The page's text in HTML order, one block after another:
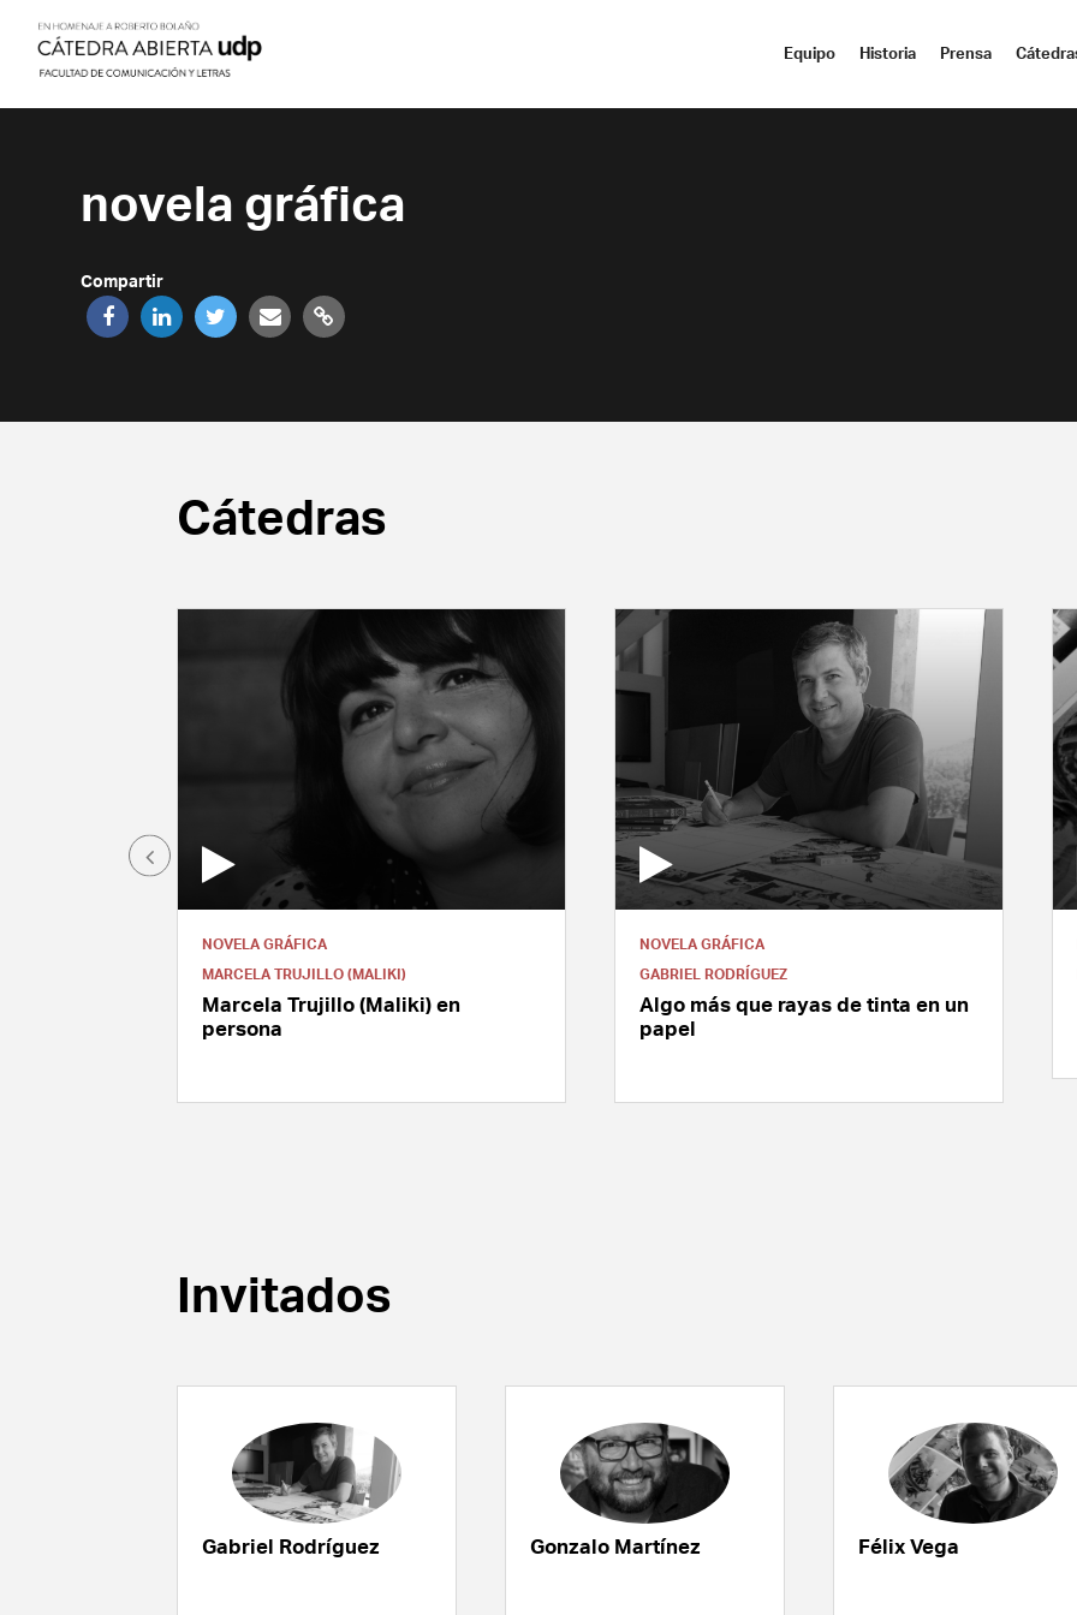
Equipo Historia Prensa
novela gráfica
Compartir
Cátedras
NOVELA GRÁFICA
MARCELA TRUJILLO (MALIKI)
Marcela Trujillo (Maliki) en
persona
NOVELA GRÁFICA
GABRIEL RODRÍGUEZ
Algo más que rayas de tinta en un
papel
Invitados
Gabriel Rodríguez Gonzalo Martínez Félix Vega